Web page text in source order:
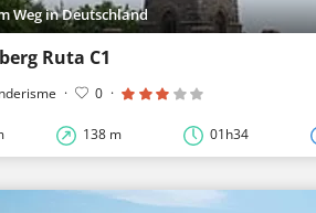
Weg in Deutschland
Ruta C1
· 0 ·
138 m 01h34